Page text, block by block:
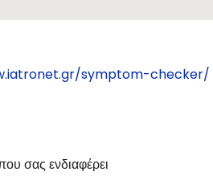
symptom-checker/
σας ενδιαφέρει